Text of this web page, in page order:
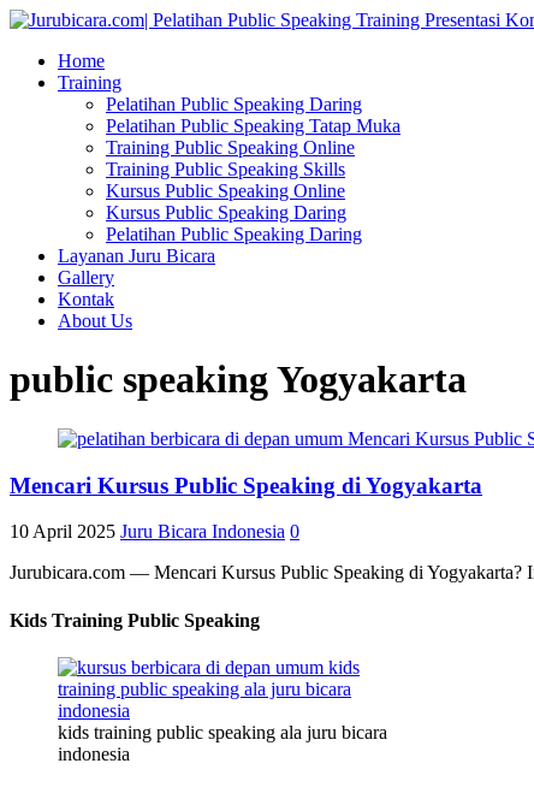
Home
Training
Pelatihan Public Speaking Daring
Pelatihan Public Speaking Tatap Muka
Training Public Speaking Online
Training Public Speaking Skills
Kursus Public Speaking Online
Kursus Public Speaking Daring
Pelatihan Public Speaking Daring
Layanan Juru Bicara
Gallery
Kontak
About Us
public speaking Yogyakarta
Mencari Kursus Public Speaking di Yogyakarta
10 April 2025 Juru Bicara Indonesia 0
Jurubicara.com — Mencari Kursus Public Speaking di Yogyakarta?
Kids Training Public Speaking
kids training public speaking ala juru bicara
indonesia